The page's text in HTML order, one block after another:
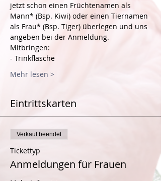
jetzt schon einen Früchtenamen als
Mann* (Bsp. Kiwi) oder einen Tiernamen
als Frau* (Bsp. Tiger) überlegen und uns
angeben bei der Anmeldung.
Mitbringen:
- Trinkflasche
Mehr lesen >
Eintrittskarten
Verkauf beendet
Tickettyp
Anmeldungen für Frauen